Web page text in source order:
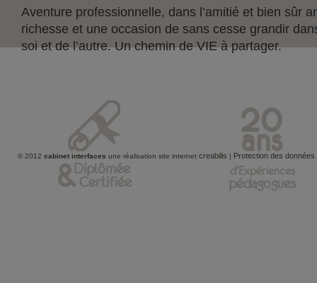
Aventure professionnelle, dans l’amitié et bien sûr
richesse et une occasion de sans cesse grandir
soi et de l’autre. Un chemin de VIE à partager.
Diplômée
& Certifiée
d'Expériences
pédagogues
© 2012 cabinet interfaces une réalisation site internet creabilis | Protection des données